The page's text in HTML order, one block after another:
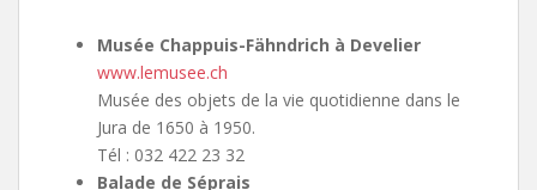
Musée Chappuis-Fähndrich à Develier
www.lemusee.ch
Musée des objets de la vie quotidienne dans le
Jura de 1650 à 1950.
Tél : 032 422 23 32
Balade de Séprais